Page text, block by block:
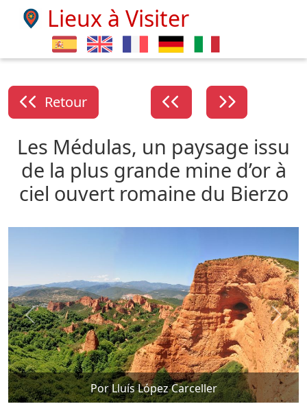
Lieux à Visiter
Retour
Les Médulas, un paysage issu
de la plus grande mine d’or à
ciel ouvert romaine du Bierzo
Por Lluís López Carceller